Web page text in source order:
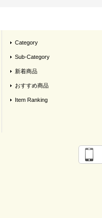
Category
Sub-Category
新着商品
おすすめ商品
Item Ranking